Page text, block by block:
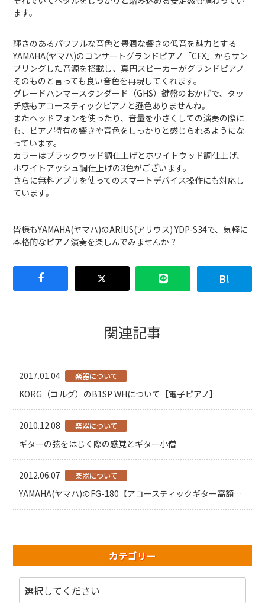
ます。
輝きのあるパワフルな音色と豊潤な響きの低音を魅力とする
YAMAHA(ヤマハ)のコンサートグランドピアノ「CFX」からサン
プリングした音源を搭載し、真円スピーカーがグランドピアノ
そのものと言っても良い音色を再現してくれます。
グレードハンマースタンダード（GHS）鍵盤のおかげで、タッ
チ感もアコースティックピアノと遜色ありませんね。
またヘッドフォンを使ったり、音量を小さくしての演奏の際に
も、ピアノ特有の響きや音色をしっかりと感じられるようにな
っています。
カラーはブラックウッド調仕上げとホワイトウッド調仕上げ、
ホワイトアッシュ調仕上げの3色がございます。
さらに無料アプリを使ってのスマートデバイス操作にも対応し
ています。
皆様もYAMAHA(ヤマハ)のARIUS(アリウス) YDP-S34で、気軽に
本格的なピアノ演奏を楽しんでみませんか？
関連記事
2017.01.04 楽器について
KORG（コルグ）のB1SP WHについて【電子ピアノ】
2010.12.08 楽器について
ギターの弦をはじく際の感覚とギター小僧
2012.06.07 楽器について
YAMAHA(ヤマハ)のFG-180【アコースティックギター高額買取中】
カテゴリー